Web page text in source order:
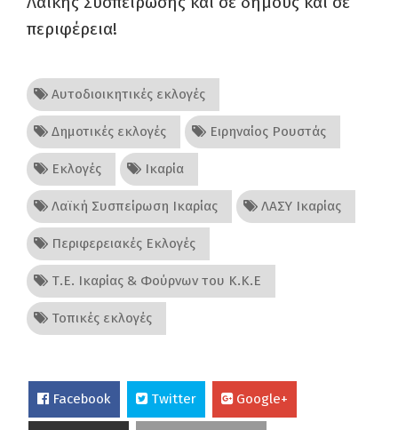
περιφέρεια!
Αυτοδιοικητικές εκλογές
Δημοτικές εκλογές Ειρηναίος Ρουστάς
Εκλογές Ικαρία
Λαϊκή Συσπείρωση Ικαρίας ΛΑΣΥ Ικαρίας
Περιφερειακές Εκλογές
Τ.Ε. Ικαρίας & Φούρνων του Κ.Κ.Ε
Τοπικές εκλογές
Facebook Twitter Google+